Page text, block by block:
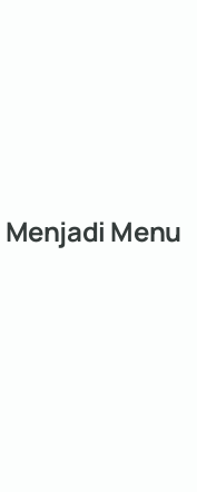
Menjadi Menu